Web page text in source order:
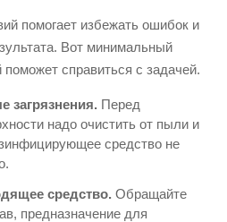
помогает избежать ошибок и
Вот минимальный
справиться с задачей.
загрязнения. Перед
надо очистить от пыли и
средство не
средство. Обращайте
предназначение для